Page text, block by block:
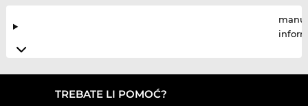
TREBATE LI POMOĆ?